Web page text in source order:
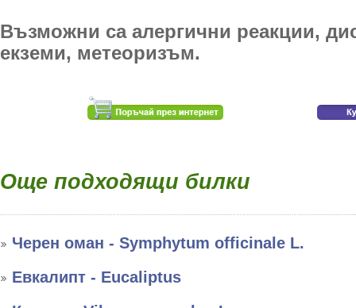
Възможни са алергични реакции,
екземи, метеоризъм.
Още подходящи билки
Черен оман - Symphytum officinale L.
Евкалипт - Eucaliptus